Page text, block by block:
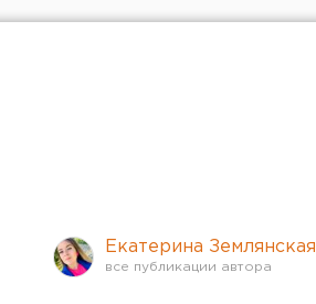
Екатерина Землянская